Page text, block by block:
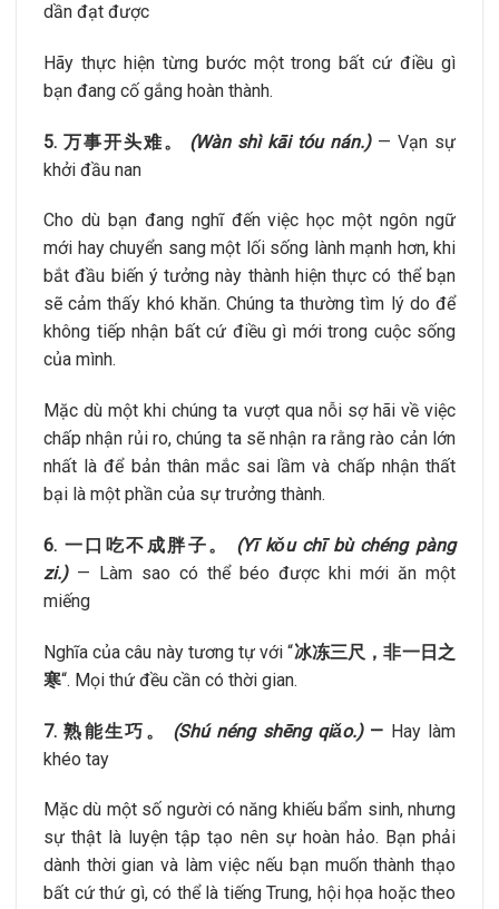
dần đạt được
Hãy thực hiện từng bước một trong bất cứ điều gì
bạn đang cố gắng hoàn thành.
5. 万事开头难。 (Wàn shì kāi tóu nán.)— Vạn sự
khởi đầu nan
Cho dù bạn đang nghĩ đến việc học một ngôn ngữ
mới hay chuyển sang một lối sống lành mạnh hơn, khi
bắt đầu biến ý tưởng này thành hiện thực có thể bạn
sẽ cảm thấy khó khăn. Chúng ta thường tìm lý do để
không tiếp nhận bất cứ điều gì mới trong cuộc sống
của mình.
Mặc dù một khi chúng ta vượt qua nỗi sợ hãi về việc
chấp nhận rủi ro, chúng ta sẽ nhận ra rằng rào cản lớn
nhất là để bản thân mắc sai lầm và chấp nhận thất
bại là một phần của sự trưởng thành.
6. 一口吃不成胖子。 (Yī kǒu chī bù chéng pàng
zi.)— Làm sao có thể béo được khi mới ăn một
miếng
Nghĩa của câu này tương tự với “冰冻三尺，非一日之
寒“. Mọi thứ đều cần có thời gian.
7. 熟能生巧。 (Shú néng shēng qiǎo.)— Hay làm
khéo tay
Mặc dù một số người có năng khiếu bẩm sinh, nhưng
sự thật là luyện tập tạo nên sự hoàn hảo. Bạn phải
dành thời gian và làm việc nếu bạn muốn thành thạo
bất cứ thứ gì, có thể là tiếng Trung, hội họa hoặc theo